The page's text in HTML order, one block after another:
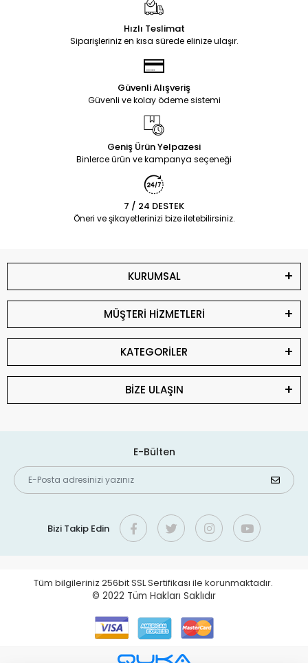
Hızlı Teslimat
Siparişleriniz en kısa sürede elinize ulaşır.
Güvenli Alışveriş
Güvenli ve kolay ödeme sistemi
Geniş Ürün Yelpazesi
Binlerce ürün ve kampanya seçeneği
7 / 24 DESTEK
Öneri ve şikayetlerinizi bize iletebilirsiniz.
KURUMSAL
MÜŞTERİ HİZMETLERİ
KATEGORİLER
BİZE ULAŞIN
E-Bülten
Bizi Takip Edin
Tüm bilgileriniz 256bit SSL Sertifikası ile korunmaktadır.
© 2022 Tüm Hakları Saklıdır